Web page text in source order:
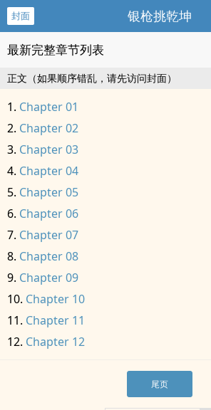
封面 银枪挑乾坤
最新完整章节列表
正文（如果顺序错乱，请先访问封面）
Chapter 01
Chapter 02
Chapter 03
Chapter 04
Chapter 05
Chapter 06
Chapter 07
Chapter 08
Chapter 09
Chapter 10
Chapter 11
Chapter 12
尾页